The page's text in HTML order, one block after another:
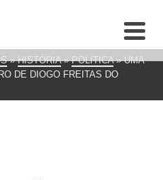
» HISTÓRIA » POLITICA » UMA
DE DIOGO FREITAS DO